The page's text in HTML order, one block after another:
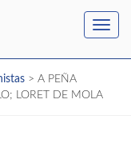
> A PEÑA
LORET DE MOLA